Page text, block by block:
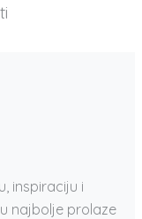
inspiraciju i
najbolje prolaze